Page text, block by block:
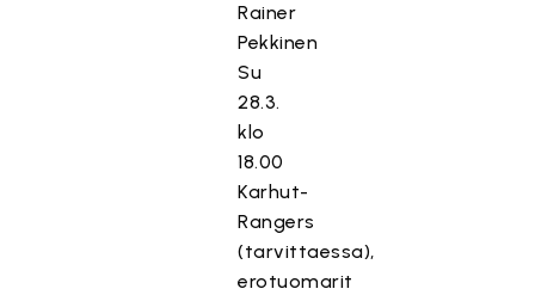
Rainer
Pekkinen
Su
28.3.
klo
18.00
Karhut-
Rangers
(tarvittaessa),
erotuomarit